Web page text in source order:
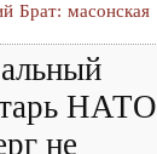
Брат: масонская
НАТО
не